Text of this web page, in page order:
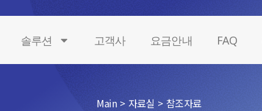
Main > 자료실 > 참조자료
솔루션 고객사 요금안내 FAQ